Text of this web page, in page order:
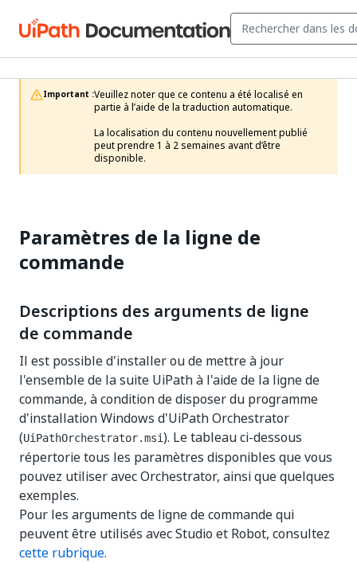
Important :Veuillez noter que ce contenu a été localisé en
partie à l’aide de la traduction automatique.
La localisation du contenu nouvellement publié
peut prendre 1 à 2 semaines avant d’être
disponible.
Paramètres de la ligne de
commande
Descriptions des arguments de ligne
de commande
Il est possible d'installer ou de mettre à jour
l'ensemble de la suite UiPath à l'aide de la ligne de
commande, à condition de disposer du programme
d'installation Windows d'UiPath Orchestrator
(UiPathOrchestrator.msi). Le tableau ci-dessous
répertorie tous les paramètres disponibles que vous
pouvez utiliser avec Orchestrator, ainsi que quelques
exemples.
Pour les arguments de ligne de commande qui
peuvent être utilisés avec Studio et Robot, consultez
cette rubrique.